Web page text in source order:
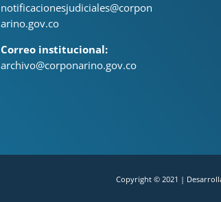
notificacionesjudiciales@corpon
arino.gov.co
Correo institucional:
archivo@corponarino.gov.co
Copyright © 2021 |